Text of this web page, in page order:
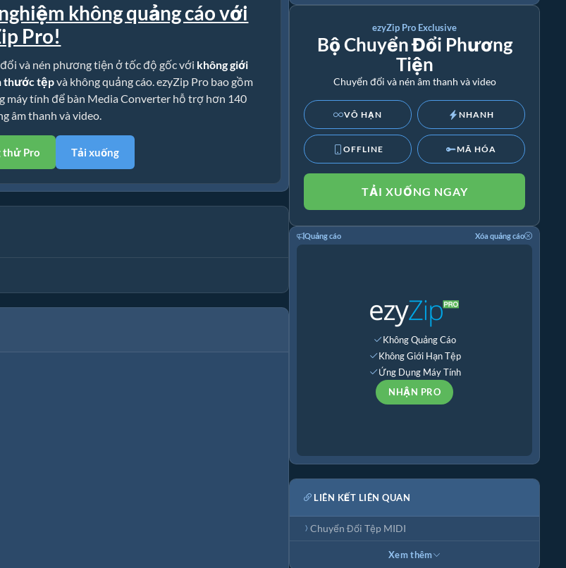
không quảng cáo với
Pro!
và nén phương tiện ở tốc độ gốc với không giới
thước tệpvà không quảng cáo. ezyZip Pro bao gồm
máy tính để bàn Media Converter hỗ trợ hơn 140
âm thanh và video.
thử Pro Tải xuống
ezyZip Pro Exclusive
Bộ Chuyển Đổi Phương
Tiện
Chuyển đổi và nén âm thanh và video
VÔ HẠN NHANH
OFFLINE MÃ HÓA
TẢI XUỐNG NGAY
Quảng cáo Xóa quảng cáo
Không Quảng Cáo
Không Giới Hạn Tệp
Ứng Dụng Máy Tính
NHẬN PRO
LIÊN KẾT LIÊN QUAN
Chuyển Đổi Tệp MIDI
Xem thêm